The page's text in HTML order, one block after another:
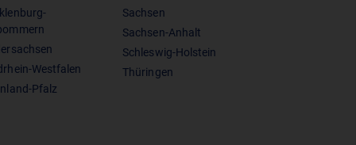
Westfalen
Pfalz
Sachsen
Sachsen-Anhalt
Schleswig-Holstein
Thüringen